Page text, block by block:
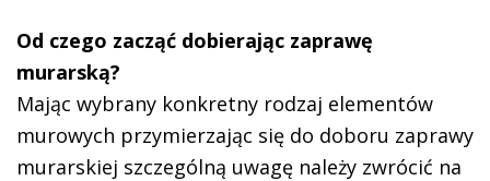
Od czego zacząć dobierając zaprawę
murarską?
Mając wybrany konkretny rodzaj elementów
murowych przymierzając się do doboru zaprawy
murarskiej szczególną uwagę należy zwrócić na